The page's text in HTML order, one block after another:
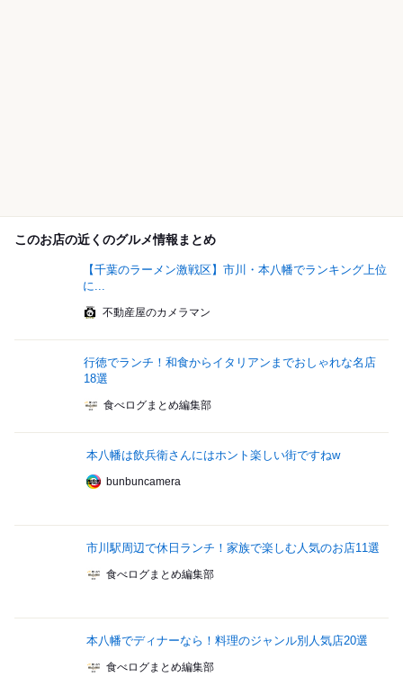
このお店の近くのグルメ情報まとめ
【千葉のラーメン激戦区】市川・本八幡でランキング上位
に...
不動産屋のカメラマン
行徳でランチ！和食からイタリアンまでおしゃれな名店
18選
食べログまとめ編集部
本八幡は飲兵衛さんにはホント楽しい街ですねw
bunbuncamera
市川駅周辺で休日ランチ！家族で楽しむ人気のお店11選
食べログまとめ編集部
本八幡でディナーなら！料理のジャンル別人気店20選
食べログまとめ編集部